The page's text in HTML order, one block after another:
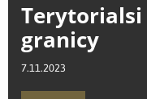
Terytorialsi
granicy
7.11.2023